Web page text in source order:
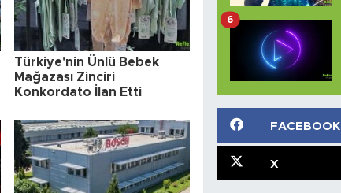
Türkiye'nin Ünlü Bebek
Mağazası Zinciri
Konkordato İlan Etti
6
FACEBOOK
X